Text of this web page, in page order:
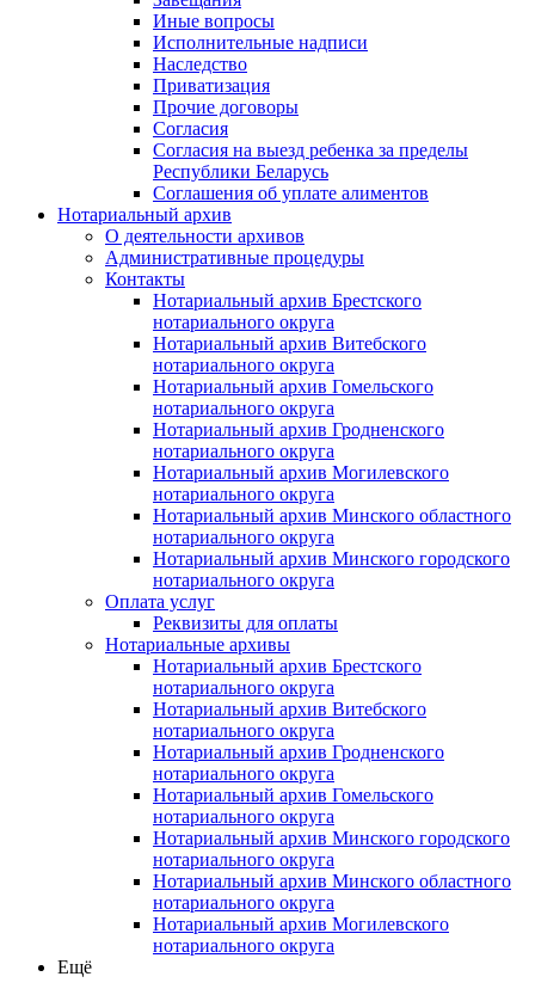
Иные вопросы
Исполнительные надписи
Наследство
Приватизация
Прочие договоры
Согласия
Согласия на выезд ребенка за пределы
Республики Беларусь
Соглашения об уплате алиментов
Нотариальный архив
О деятельности архивов
Административные процедуры
Контакты
Нотариальный архив Брестского
нотариального округа
Нотариальный архив Витебского
нотариального округа
Нотариальный архив Гомельского
нотариального округа
Нотариальный архив Гродненского
нотариального округа
Нотариальный архив Могилевского
нотариального округа
Нотариальный архив Минского областного
нотариального округа
Нотариальный архив Минского городского
нотариального округа
Оплата услуг
Реквизиты для оплаты
Нотариальные архивы
Нотариальный архив Брестского
нотариального округа
Нотариальный архив Витебского
нотариального округа
Нотариальный архив Гродненского
нотариального округа
Нотариальный архив Гомельского
нотариального округа
Нотариальный архив Минского городского
нотариального округа
Нотариальный архив Минского областного
нотариального округа
Нотариальный архив Могилевского
нотариального округа
Ещё